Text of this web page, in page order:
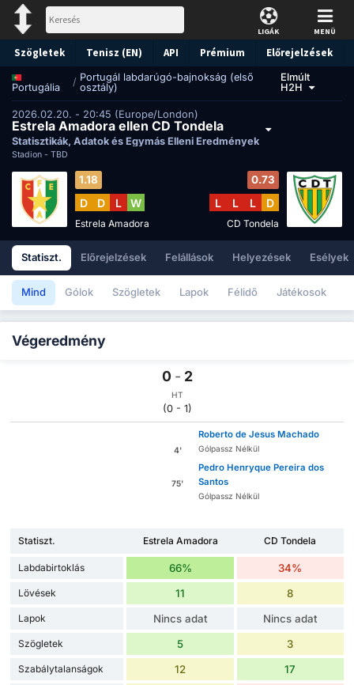
LIGÁK MENÜ
Szögletek Tenisz (EN) API Prémium Előrejelzések
Portugália / Portugál labdarúgó-bajnokság (első
osztály)
Elmúlt
H2H
2026.02.20. - 20:45 (Europe/London)
Estrela Amadora ellen CD Tondela
Statisztikák, Adatok és Egymás Elleni Eredmények
Stadion - TBD
1.18
D D L W
Estrela Amadora
0.73
L L L D
CD Tondela
Statiszt. Előrejelzések Felállások Helyezések Esélyek
Mind Gólok Szögletek Lapok Félidő Játékosok
Végeredmény
0 - 2
HT
(0 - 1)
4'
Roberto de Jesus Machado
Gólpassz Nélkül
75'
Pedro Henryque Pereira dos
Santos
Gólpassz Nélkül
Statiszt. Estrela Amadora CD Tondela
Labdabirtoklás 66% 34%
Lövések 11 8
Lapok Nincs adat Nincs adat
Szögletek 5 3
Szabálytalanságok 12 17